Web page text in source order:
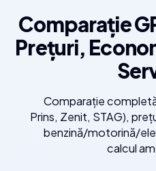
Comparație
Prețuri,
Comparație
Prins, Zenit, STAG),
benzină/motorină/
calcul